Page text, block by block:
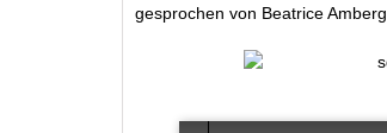
gesprochen von Beatrice Amberg